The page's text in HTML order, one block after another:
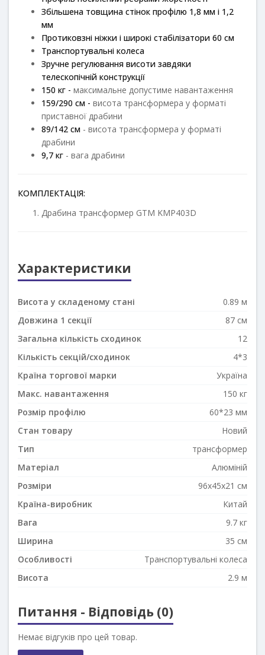
Збільшена товщина стінок профілю 1,8 мм і 1,2
мм
Протиковзні ніжки і широкі стабілізатори 60 см
Транспортувальні колеса
Зручне регулювання висоти завдяки
телескопічній конструкції
150 кг - максимальне допустиме навантаження
159/290 см - висота трансформера у форматі
приставної драбини
89/142 см - висота трансформера у форматі
драбини
9,7 кг - вага драбини
КОМПЛЕКТАЦІЯ:
Драбина трансформер GTM KMP403D
Характеристики
Висота у складеному стані
0.89 м
Довжина 1 секції
87 см
Загальна кількість сходинок
12
Кількість секцій/сходинок
4*3
Країна торгової марки
Україна
Макс. навантаження
150 кг
Розмір профілю
60*23 мм
Стан товару
Новий
Тип
трансформер
Матеріал
Алюміній
Розміри
96x45x21 см
Країна-виробник
Китай
Вага
9.7 кг
Ширина
35 см
Особливості
Транспортувальні колеса
Висота
2.9 м
Питання - Відповідь (0)
Немає відгуків про цей товар.